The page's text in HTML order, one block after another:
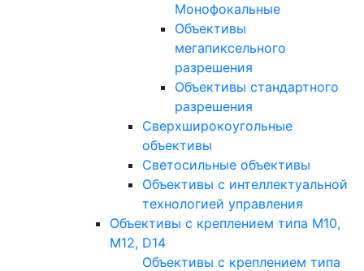
Монофокальные
Объективы
мегапиксельного
разрешения
Объективы стандартного
разрешения
Сверхширокоугольные
объективы
Светосильные объективы
Объективы с интеллектуальной
технологией управления
Объективы с креплением типа M10,
M12, D14
Объективы с креплением типа